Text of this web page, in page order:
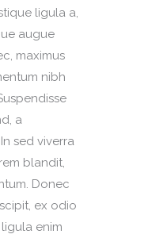
ligula a,
augue
maximus
nibh
a
sed viverra
blandit,
Donec
ex odio
enim